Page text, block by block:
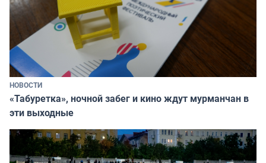
НОВОСТИ
«Табуретка», ночной забег и кино ждут мурманчан в
эти выходные